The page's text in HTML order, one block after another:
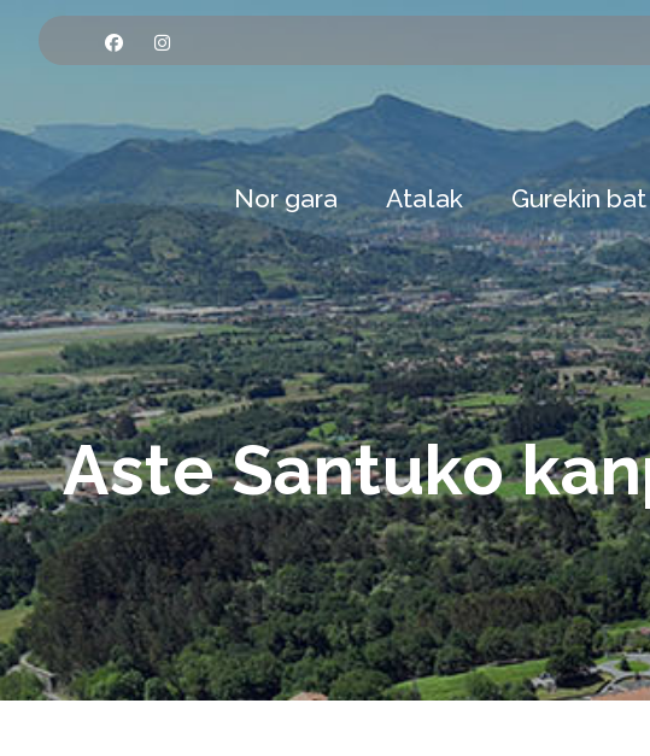
Nor gara Atalak Gurekin bat
Aste Santuko